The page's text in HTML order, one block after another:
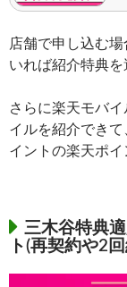
店舗で申し込む
いれば紹介特典を
さらに楽天モバ
イルを紹介でき
イントの楽天ポイ
三木谷特典
ト(再契約や2